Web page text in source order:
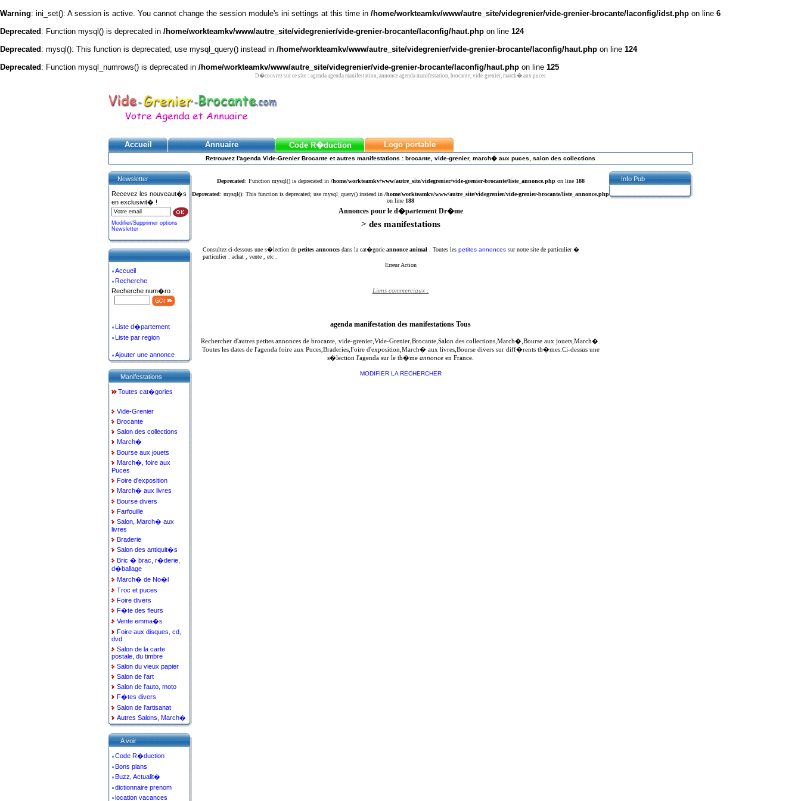
Warning: ini_set(): A session is active. You cannot change the session module's ini settings at this time in /home/workteamkv/www/autre_site/videgrenier/vide-grenier-brocante/laconfig/idst.php on line 6
Deprecated : Function mysql() is deprecated in /home/workteamkv/www/autre_site/videgrenier/vide-grenier-brocante/laconfig/haut.php on line 124
Deprecated : mysql(): This function is deprecated; use mysql_query() instead in /home/workteamkv/www/autre_site/videgrenier/vide-grenier-brocante/laconfig/haut.php on line 124
Deprecated : Function mysql_numrows() is deprecated in /home/workteamkv/www/autre_site/videgrenier/vide-grenier-brocante/laconfig/haut.php on line 125
D�couvrez sur ce site : agenda agenda manifestation, annonce agenda manifestation, brocante, vide-grenier, march� aux puces
Accueil Annuaire Code R�duction Logo portable
Retrouvez l'agenda Vide-Grenier Brocante et autres manifestations : brocante, vide-grenier, march� aux puces, salon des collections
Deprecated: Function mysql() is deprecated in /home/workteamkv/www/autre_site/videgrenier/vide-grenier-brocante/liste_annonce.phpon line 188
Deprecated: mysql(): This function is deprecated; use mysql_query() instead in /home/workteamkv/www/autre_site/videgrenier/vide-grenier-brocante/liste_annonce.php
on line 188
Annonces pour le d�partement Dr�me
> des manifestations
Consultez ci-dessous une s�lection de petites annonces dans la cat�gorie annonce animal . Toutes les petites annonces sur notre site de particulier �
particulier : achat , vente , etc .
Erreur Action
Liens commerciaux :
agenda manifestation des manifestations Tous
Rechercher d'autres petites annonces de brocante, vide-grenier,Vide-Grenier,Brocante,Salon des collections,March�,Bourse aux jouets,March�.
Toutes les dates de l'agenda foire aux Puces,Braderies,Foire d'exposition,March� aux livres,Bourse divers sur diff�rents th�mes.Ci-dessus une
s�lection l'agenda sur le th�me annonce en France.
MODIFIER LA RECHERCHER
Newsletter
Recevez les nouveaut�s
en exclusivit� !
Modifier/Supprimer options
Newsletter
Accueil
Recherche
Recherche num�ro :
Liste d�partement
Liste par region
Ajouter une annonce
Manifestations
Toutes cat�gories
Vide-Grenier
Brocante
Salon des collections
March�
Bourse aux jouets
March�, foire aux
Puces
Foire d'exposition
March� aux livres
Bourse divers
Farfouille
Salon, March� aux
livres
Braderie
Salon des antiquit�s
Bric � brac, r�derie,
d�ballage
March� de No�l
Troc et puces
Foire divers
F�te des fleurs
Vente emma�s
Foire aux disques, cd,
dvd
Salon de la carte
postale, du timbre
Salon du vieux papier
Salon de l'art
Salon de l'auto, moto
F�tes divers
Salon de l'artisanat
Autres Salons, March�
A voir
Code R�duction
Bons plans
Buzz, Actualit�
dictionnaire prenom
location vacances
Info Pub